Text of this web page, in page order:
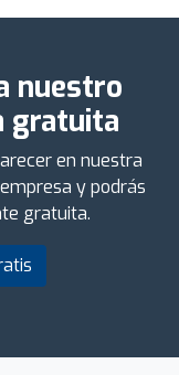
nuestro
gratuita
en nuestra
y podrás
gratuita.